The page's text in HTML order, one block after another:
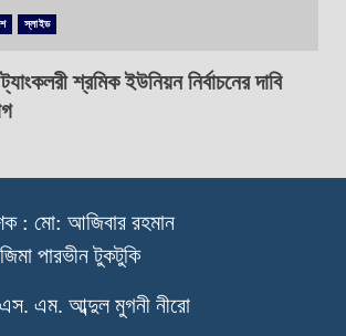
স্লাইড
শ্রমিক ইউনিয়ন নির্বাচনের দাবি
: মো: আজিবার রহমান
পারভীন টুকটুকি
এস. এম. আব্দুল মুগনী নীরো